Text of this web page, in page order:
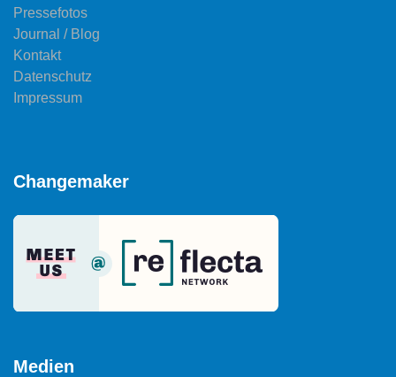
Pressefotos
Journal / Blog
Kontakt
Datenschutz
Impressum
Changemaker
Medien